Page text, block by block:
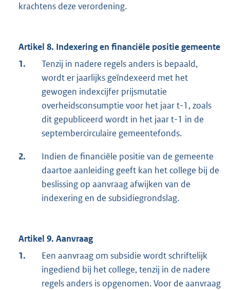
krachtens deze verordening.
Artikel 8. Indexering en financiële positie gemeente
1.
Tenzij in nadere regels anders is bepaald,
wordt er jaarlijks geïndexeerd met het
gewogen indexcijfer prijsmutatie
overheidsconsumptie voor het jaar t-1, zoals
dit gepubliceerd wordt in het jaar t-1 in de
septembercirculaire gemeentefonds.
2.
Indien de financiële positie van de gemeente
daartoe aanleiding geeft kan het college bij de
beslissing op aanvraag afwijken van de
indexering en de subsidiegrondslag.
Artikel 9. Aanvraag
1.
Een aanvraag om subsidie wordt schriftelijk
ingediend bij het college, tenzij in de nadere
regels anders is opgenomen. Voor de aanvraag